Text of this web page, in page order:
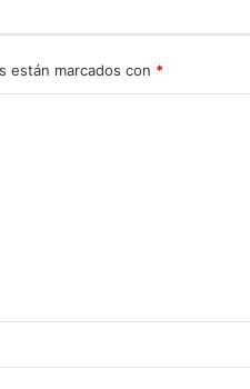
están marcados con *